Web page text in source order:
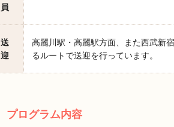
員
送
迎
高麗川駅・高麗駅方面、また西武新
るルートで送迎を行っています。
プログラム内容